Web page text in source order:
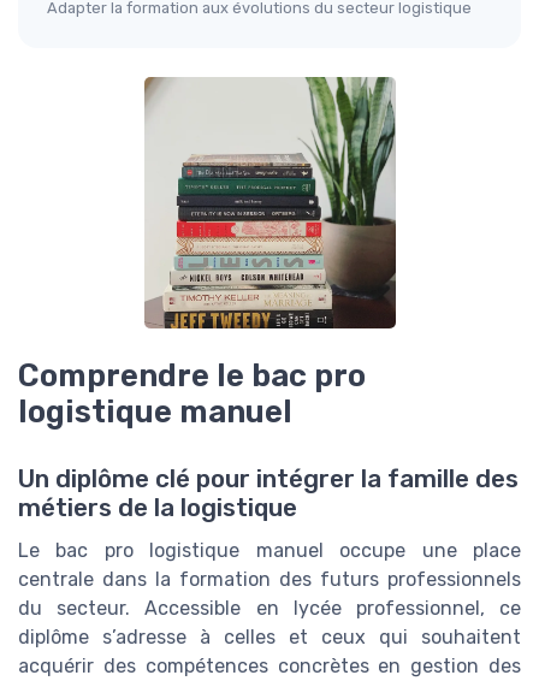
Adapter la formation aux évolutions du secteur logistique
Comprendre le bac pro
logistique manuel
Un diplôme clé pour intégrer la famille des
métiers de la logistique
Le bac pro logistique manuel occupe une place
centrale dans la formation des futurs professionnels
du secteur. Accessible en lycée professionnel, ce
diplôme s’adresse à celles et ceux qui souhaitent
acquérir des compétences concrètes en gestion des